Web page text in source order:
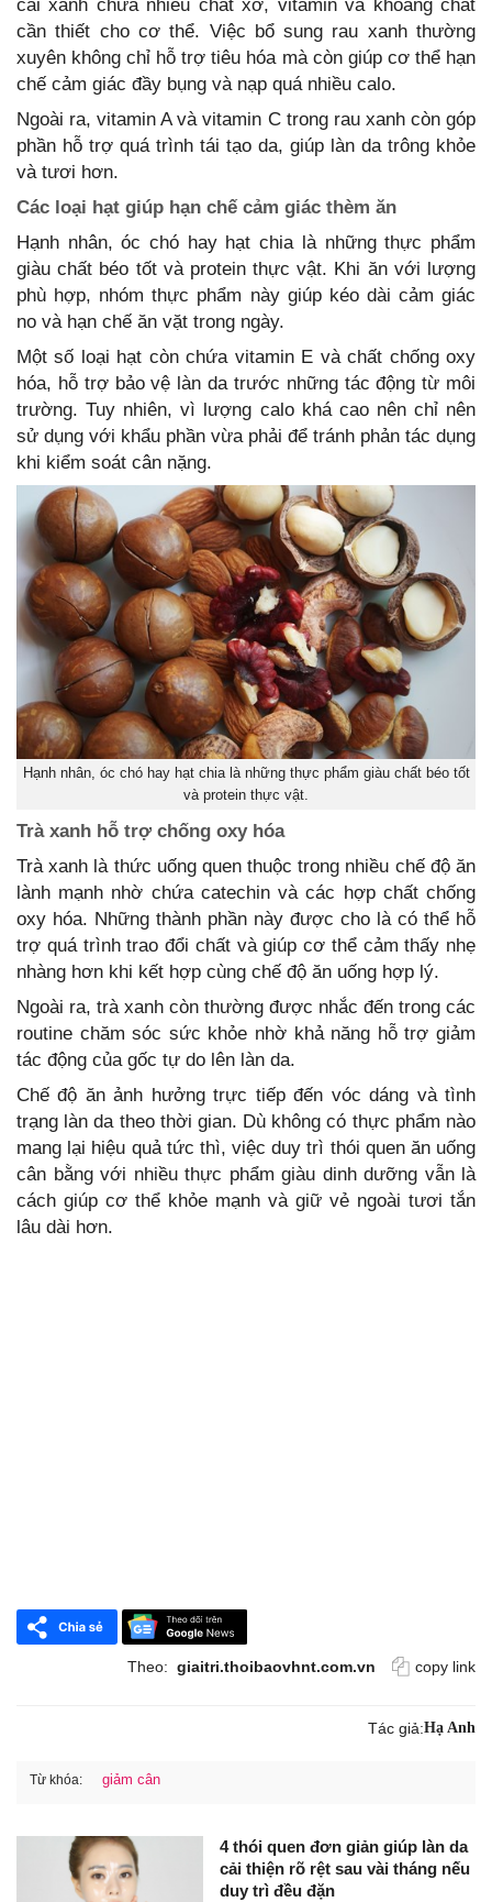
cải xanh chứa nhiều chất xơ, vitamin và khoáng chất
cần thiết cho cơ thể. Việc bổ sung rau xanh thường
xuyên không chỉ hỗ trợ tiêu hóa mà còn giúp cơ thể hạn
chế cảm giác đầy bụng và nạp quá nhiều calo.
Ngoài ra, vitamin A và vitamin C trong rau xanh còn góp
phần hỗ trợ quá trình tái tạo da, giúp làn da trông khỏe
và tươi hơn.
Các loại hạt giúp hạn chế cảm giác thèm ăn
Hạnh nhân, óc chó hay hạt chia là những thực phẩm
giàu chất béo tốt và protein thực vật. Khi ăn với lượng
phù hợp, nhóm thực phẩm này giúp kéo dài cảm giác
no và hạn chế ăn vặt trong ngày.
Một số loại hạt còn chứa vitamin E và chất chống oxy
hóa, hỗ trợ bảo vệ làn da trước những tác động từ môi
trường. Tuy nhiên, vì lượng calo khá cao nên chỉ nên
sử dụng với khẩu phần vừa phải để tránh phản tác dụng
khi kiểm soát cân nặng.
Hạnh nhân, óc chó hay hạt chia là những thực phẩm giàu chất béo tốt
và protein thực vật.
Trà xanh hỗ trợ chống oxy hóa
Trà xanh là thức uống quen thuộc trong nhiều chế độ ăn
lành mạnh nhờ chứa catechin và các hợp chất chống
oxy hóa. Những thành phần này được cho là có thể hỗ
trợ quá trình trao đổi chất và giúp cơ thể cảm thấy nhẹ
nhàng hơn khi kết hợp cùng chế độ ăn uống hợp lý.
Ngoài ra, trà xanh còn thường được nhắc đến trong các
routine chăm sóc sức khỏe nhờ khả năng hỗ trợ giảm
tác động của gốc tự do lên làn da.
Chế độ ăn ảnh hưởng trực tiếp đến vóc dáng và tình
trạng làn da theo thời gian. Dù không có thực phẩm nào
mang lại hiệu quả tức thì, việc duy trì thói quen ăn uống
cân bằng với nhiều thực phẩm giàu dinh dưỡng vẫn là
cách giúp cơ thể khỏe mạnh và giữ vẻ ngoài tươi tắn
lâu dài hơn.
Theo: giaitri.thoibaovhnt.com.vn copy link
Tác giả:Hạ Anh
Từ khóa: giảm cân
4 thói quen đơn giản giúp làn da
cải thiện rõ rệt sau vài tháng nếu
duy trì đều đặn